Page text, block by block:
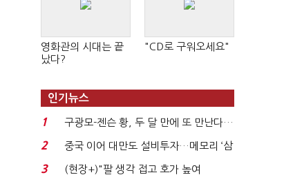
영화관의 시대는 끝
났다?
"CD로 구워오세요"
인기뉴스
1
구광모-젠슨 황, 두 달 만에 또 만난다…
로봇·AI 등 논...
2
중국 이어 대만도 설비투자…메모리 ‘삼
국전쟁’
3
(현장+)"팔 생각 접고 호가 높여